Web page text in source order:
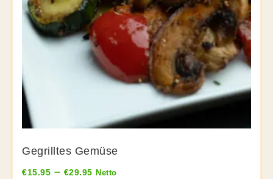
Gegrilltes Gemüse
€15.95 – €29.95 Netto